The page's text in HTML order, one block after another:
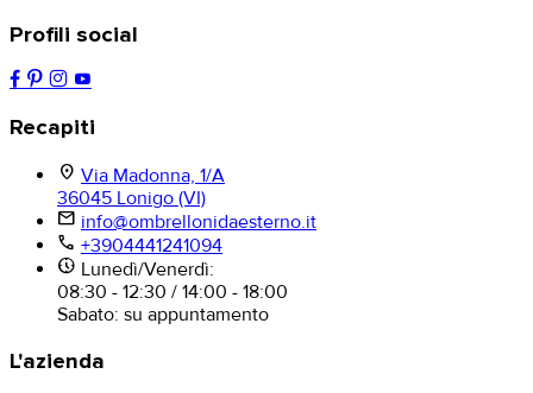
Profili social
Recapiti
location_on Via Madonna, 1/A
36045 Lonigo (VI)
mail info@ombrellonidaesterno.it
phone +3904441241094
nest_clock_farsight_analog Lunedì/Venerdì:
08:30 - 12:30 / 14:00 - 18:00
Sabato: su appuntamento
L'azienda